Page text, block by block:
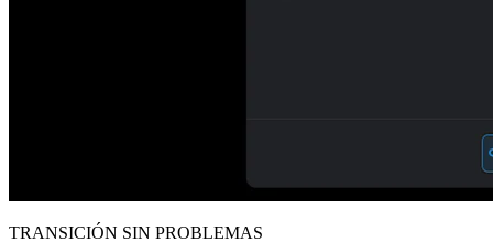
TRANSICIÓN SIN PROBLEMAS